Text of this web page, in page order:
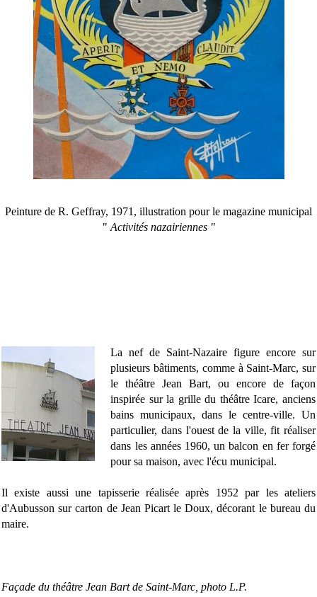
Peinture de R. Geffray, 1971, illustration pour le magazine municipal
" Activités nazairiennes "
La nef de Saint-Nazaire figure encore sur
plusieurs bâtiments, comme à Saint-Marc, sur
le théâtre Jean Bart, ou encore de façon
inspirée sur la grille du théâtre Icare, anciens
bains municipaux, dans le centre-ville. Un
particulier, dans l'ouest de la ville, fit réaliser
dans les années 1960, un balcon en fer forgé
pour sa maison, avec l'écu municipal.
Il existe aussi une tapisserie réalisée après 1952 par les ateliers
d'Aubusson sur carton de Jean Picart le Doux, décorant le bureau du
maire.
Façade du théâtre Jean Bart de Saint-Marc, photo L.P.